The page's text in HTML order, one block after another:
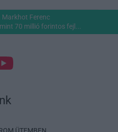
Markhot Ferenc
70 millió forintos fejl...
ÜTEMBEN